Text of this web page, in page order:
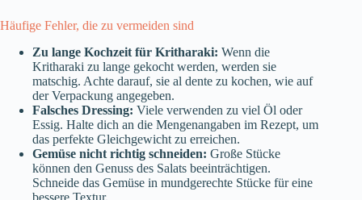
Häufige Fehler, die zu vermeiden sind
Zu lange Kochzeit für Kritharaki: Wenn die
Kritharaki zu lange gekocht werden, werden sie
matschig. Achte darauf, sie al dente zu kochen, wie auf
der Verpackung angegeben.
Falsches Dressing: Viele verwenden zu viel Öl oder
Essig. Halte dich an die Mengenangaben im Rezept, um
das perfekte Gleichgewicht zu erreichen.
Gemüse nicht richtig schneiden: Große Stücke
können den Genuss des Salats beeinträchtigen.
Schneide das Gemüse in mundgerechte Stücke für eine
bessere Textur.